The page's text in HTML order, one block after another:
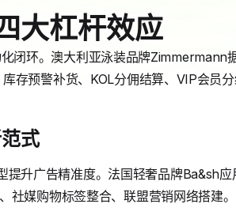
大杠杆效应
闭环。澳大利亚泳装品牌Zimmermann
存预警补货、KOL分佣结算、VIP会员分
式
升广告精准度。法国轻奢品牌Ba&sh
社媒购物标签整合、联盟营销网络搭建。